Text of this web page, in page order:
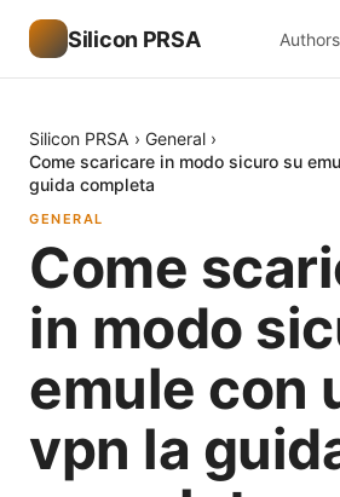
Silicon PRSA Authors
Silicon PRSA › General ›
Come scaricare in modo sicuro su
guida completa
GENERAL
Come
in modo
emule con
vpn la